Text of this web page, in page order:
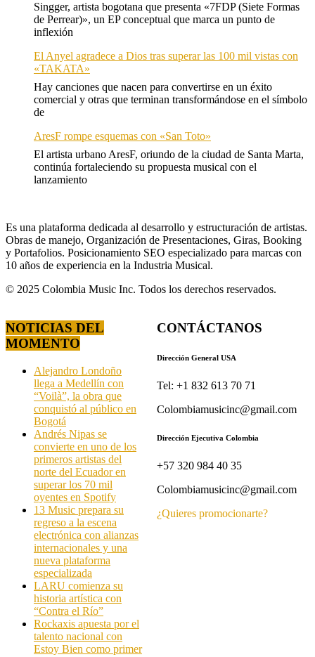
Singger, artista bogotana que presenta «7FDP (Siete Formas
de Perrear)», un EP conceptual que marca un punto de
inflexión
El Anyel agradece a Dios tras superar las 100 mil vistas con
«TAKATA»
Hay canciones que nacen para convertirse en un éxito
comercial y otras que terminan transformándose en el símbolo
de
AresF rompe esquemas con «San Toto»
El artista urbano AresF, oriundo de la ciudad de Santa Marta,
continúa fortaleciendo su propuesta musical con el
lanzamiento
Es una plataforma dedicada al desarrollo y estructuración de artistas.
Obras de manejo, Organización de Presentaciones, Giras, Booking
y Portafolios. Posicionamiento SEO especializado para marcas con
10 años de experiencia en la Industria Musical.
© 2025 Colombia Music Inc. Todos los derechos reservados.
NOTICIAS DEL
MOMENTO
Alejandro Londoño
llega a Medellín con
“Voilà”, la obra que
conquistó al público en
Bogotá
Andrés Nipas se
convierte en uno de los
primeros artistas del
norte del Ecuador en
superar los 70 mil
oyentes en Spotify
13 Music prepara su
regreso a la escena
electrónica con alianzas
internacionales y una
nueva plataforma
especializada
LARU comienza su
historia artística con
“Contra el Río”
Rockaxis apuesta por el
talento nacional con
Estoy Bien como primer
CONTÁCTANOS
Dirección General USA
Tel: +1 832 613 70 71
Colombiamusicinc@gmail.com
Dirección Ejecutiva Colombia
+57 320 984 40 35
Colombiamusicinc@gmail.com
¿Quieres promocionarte?